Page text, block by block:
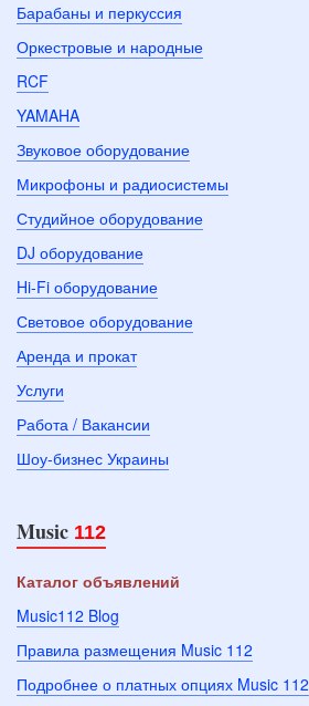
Барабаны и перкуссия
Оркестровые и народные
RCF
YAMAHA
Звуковое оборудование
Микрофоны и радиосистемы
Студийное оборудование
DJ оборудование
Hi-Fi оборудование
Световое оборудование
Аренда и прокат
Услуги
Работа / Вакансии
Шоу-бизнес Украины
Music 112
Каталог объявлений
Music112 Blog
Правила размещения Music 112
Подробнее о платных опциях Music 112